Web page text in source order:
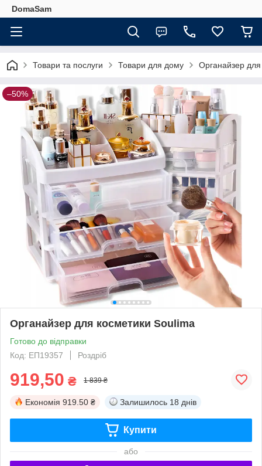
DomaSam
Товари та послуги Товари для дому Органайзер
–50%
Органайзер для косметики Soulima
Готово до відправки
Код: ЕП19357
Роздріб
919,50 ₴ 1 839 ₴
Економія 919.50 ₴ Залишилось 18 днів
Купити
або